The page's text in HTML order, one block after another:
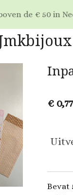
dag
€ 0,77
Bevat